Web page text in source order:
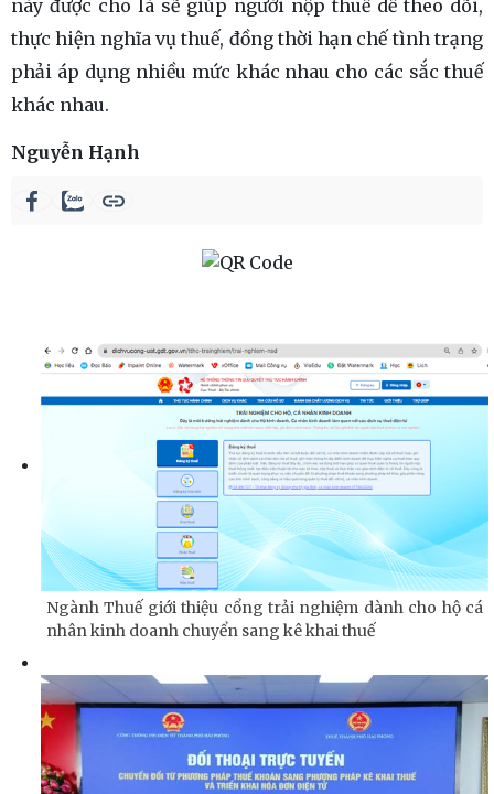
này được cho là sẽ giúp người nộp thuế dễ theo dõi,
thực hiện nghĩa vụ thuế, đồng thời hạn chế tình trạng
phải áp dụng nhiều mức khác nhau cho các sắc thuế
khác nhau.
Nguyễn Hạnh
Ngành Thuế giới thiệu cổng trải nghiệm dành cho hộ cá
nhân kinh doanh chuyển sang kê khai thuế